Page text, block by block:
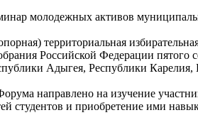
молодежных активов
территориальная
Российской Федерации
Адыгея, Республики Карелия,
направлено на изучение
студентов и приобретение ими